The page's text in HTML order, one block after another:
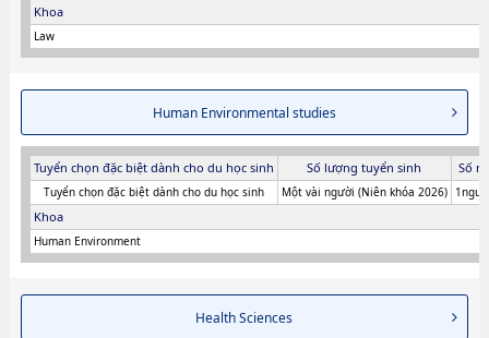
Khoa
Law
Human Environmental studies
Tuyển chọn đặc biệt dành cho du học sinh Số lượng tuyển sinh Số
Tuyển chọn đặc biệt dành cho du học sinh Một vài người (Niên khóa 2026)
Khoa
Human Environment
Health Sciences